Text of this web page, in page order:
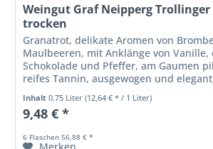
Weingut Graf Neipperg
trocken
Granatrot, delikate Aromen von
Maulbeeren, mit Anklänge von
Schokolade und Pfeffer, am Gaumen
reifes Tannin, ausgewogen und
Abbildung ähnlich.
Inhalt0.75 Liter(12,64 € * / 1 Liter)
9,48 € *
6 Flaschen 56,88 € *